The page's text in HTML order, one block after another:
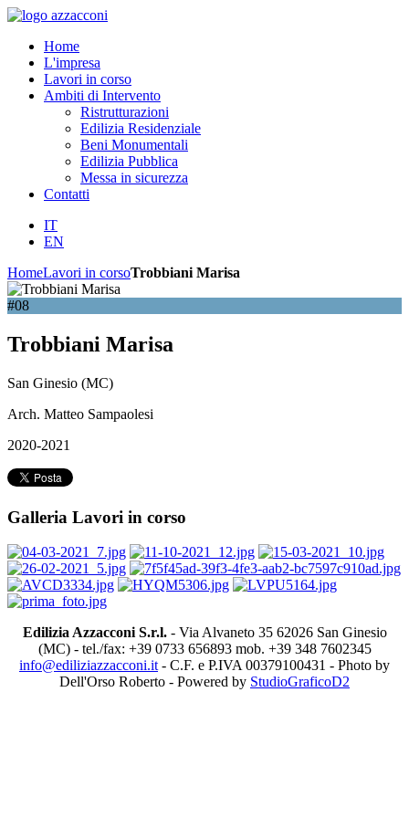
Home
L'impresa
Lavori in corso
Ambiti di Intervento
Ristrutturazioni
Edilizia Residenziale
Beni Monumentali
Edilizia Pubblica
Messa in sicurezza
Contatti
IT
EN
HomeLavori in corsoTrobbiani Marisa
#08
Trobbiani Marisa
San Ginesio (MC)
Arch. Matteo Sampaolesi
2020-2021
Galleria Lavori in corso
Edilizia Azzacconi S.r.l.- Via Alvaneto 35 62026 San Ginesio
(MC) - tel./fax: +39 0733 656893 mob. +39 348 7602345
info@ediliziazzacconi.it - C.F. e P.IVA 00379100431 - Photo by
Dell'Orso Roberto - Powered by StudioGraficoD2